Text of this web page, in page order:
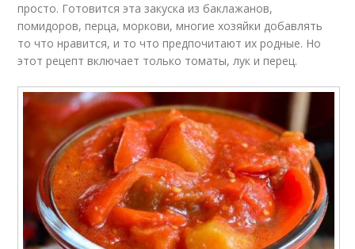
просто. Готовится эта закуска из баклажанов,
помидоров, перца, моркови, многие хозяйки добавлять
то что нравится, и то что предпочитают их родные. Но
этот рецепт включает только томаты, лук и перец.